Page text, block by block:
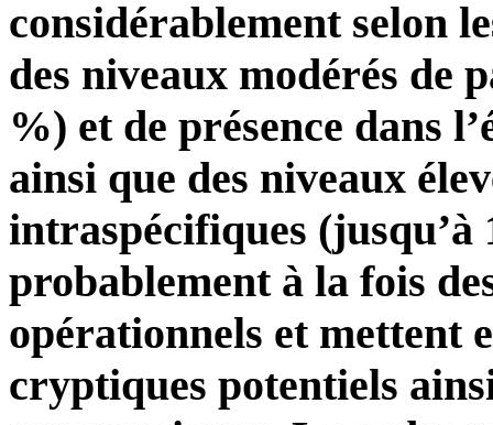
considérablement selon
des niveaux modérés de
%) et de présence dans
ainsi que des niveaux
intraspécifiques
probablement à la fois
opérationnels et mettent
cryptiques potentiels